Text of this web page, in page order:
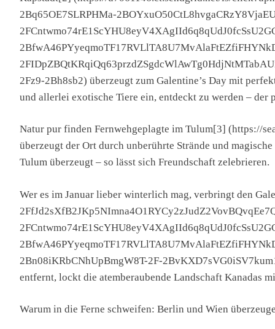
2Bq65OE7SLRPHMa-
2Fz9-2Bh8sb2) überzeugt zum Galentine’s Day mit
und allerlei exotische Tiere ein, entdeckt zu werden – der
Natur pur finden Fernwehgeplagte im Tulum[3] (https://
überzeugt der Ort durch unberührte Strände und
Tulum überzeugt – so lässt sich Freundschaft zelebrieren.
Wer es im Januar lieber winterlich mag, verbringt den
2Bn08iKRbCNhUpBmgW8T-2F-
entfernt, lockt die atemberaubende Landschaft Kanadas
Warum in die Ferne schweifen: Berlin und Wien